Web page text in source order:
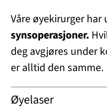
Våre øyekirurger
synsoperasjoner.
deg avgjøres under
er alltid den samme.
Øyelaser